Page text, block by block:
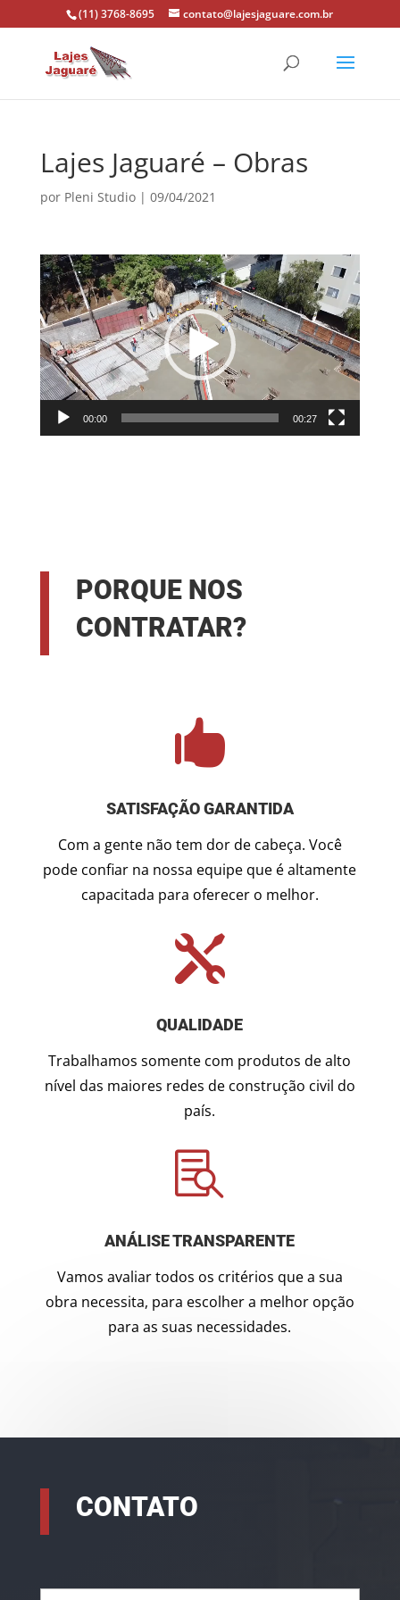
(11) 3768-8695 contato@lajesjaguare.com.br
Lajes Jaguaré – Obras
por Pleni Studio| 09/04/2021
Tocador
de
vídeo
00:00 00:27
PORQUE NOS
CONTRATAR?

SATISFAÇÃO GARANTIDA
Com a gente não tem dor de cabeça. Você
pode confiar na nossa equipe que é altamente
capacitada para oferecer o melhor.

QUALIDADE
Trabalhamos somente com produtos de alto
nível das maiores redes de construção civil do
país.

ANÁLISE TRANSPARENTE
Vamos avaliar todos os critérios que a sua
obra necessita, para escolher a melhor opção
para as suas necessidades.
CONTATO